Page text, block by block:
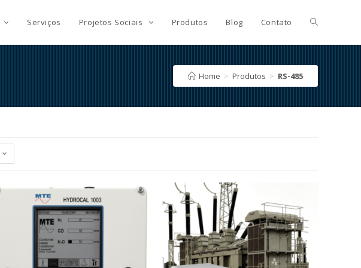
Serviços Projetos Sociais Produtos Blog Contato
Home > Produtos > RS-485